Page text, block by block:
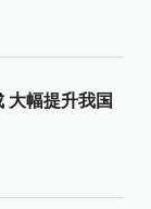
大幅提升我国